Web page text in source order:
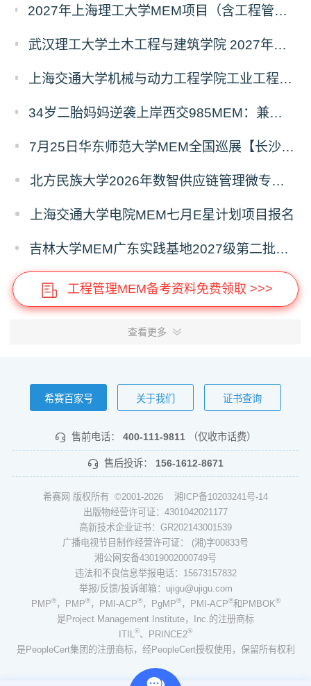
2027年上海理工大学MEM项目（含工程管理、工业工程与管理、物流工程与管理）奖助学金政策发布
武汉理工大学土木工程与建筑学院 2027年工程管理硕士（MEM）招生简章
上海交通大学机械与动力工程学院工业工程学科硕士生招生专业及统考科目调整公告
34岁二胎妈妈逆袭上岸西交985MEM：兼顾工作带娃，零基础5个月逆风翻盘
7月25日华东师范大学MEM全国巡展【长沙站】开启，欢迎报考！
北方民族大学2026年数智供应链管理微专业招生简章
上海交通大学电院MEM七月E星计划项目报名
吉林大学MEM广东实践基地2027级第二批次预审面试启动
工程管理MEM备考资料免费领取 >>>
查看更多
希赛百家号 关于我们 证书查询
售前电话： 400-111-9811 （仅收市话费）
售后投诉： 156-1612-8671
希赛网 版权所有 ©2001-2026 湘ICP备10203241号-14
出版物经营许可证：4301042021177
高新技术企业证书：GR202143001539
广播电视节目制作经营许可证： (湘)字00833号
湘公网安备43019002000749号
违法和不良信息举报电话：15673157832
举报/反馈/投诉邮箱：ujigu@ujigu.com
PMP®，PMP®，PMI-ACP®，PgMP®，PMI-ACP®和PMBOK®
是Project Management Institute，Inc.的注册商标
ITIL ®、PRINCE2®
是PeopleCert集团的注册商标，经PeopleCert授权使用，保留所有权利